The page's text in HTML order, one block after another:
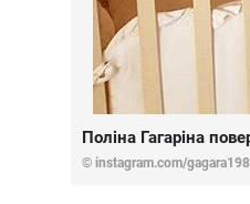
Поліна Гагаріна
© instagram.com/